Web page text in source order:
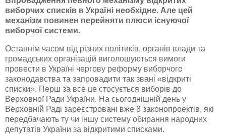
виборчих списків в Україні необхідне. Але цей
механізм повинен перейняти плюси існуючої
виборчої системи.
Останнім часом від різних політиків, органів влади та
громадських організацій виголошуються вимоги
провести в Україні чергову реформу виборчого
законодавства та запровадити так звані «відкриті
списки». Перш за все це стосується виборів до
Верховної Ради України. На сьогоднішній день у
Верховній Раді зареєстровані вже 8 законопроектів, які
передбачають ту чи іншу систему обирання народних
депутатів України за відкритими списками.